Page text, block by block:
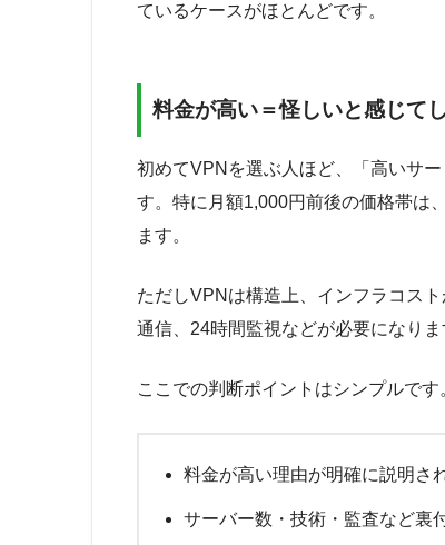
ているケースがほとんどです。
料金が高い＝怪しいと感じて
初めてVPNを選ぶ人ほど、「高いサ
す。特に月額1,000円前後の価格帯は
ます。
ただしVPNは構造上、インフラコス
通信、24時間監視などが必要になりま
ここでの判断ポイントはシンプルです
料金が高い理由が明確に説明さ
サーバー数・技術・監査など裏